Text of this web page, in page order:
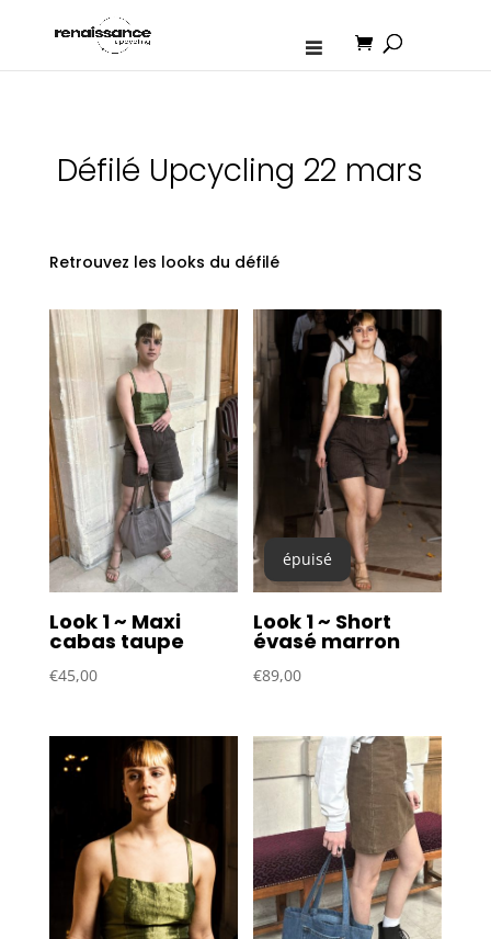
Défilé Upcycling 22 mars
Retrouvez les looks du défilé
Look 1 ~ Maxi
cabas taupe
€45,00
épuisé
Look 1 ~ Short
évasé marron
€89,00